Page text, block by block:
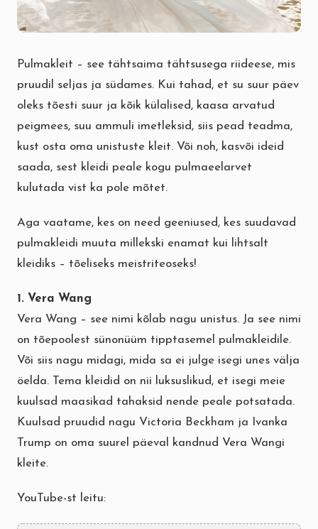
Pulmakleit – see tähtsaima tähtsusega riideese, mis
pruudil seljas ja südames. Kui tahad, et su suur päev
oleks tõesti suur ja kõik külalised, kaasa arvatud
peigmees, suu ammuli imetleksid, siis pead teadma,
kust osta oma unistuste kleit. Või noh, kasvõi ideid
saada, sest kleidi peale kogu pulmaeelarvet
kulutada vist ka pole mõtet.
Aga vaatame, kes on need geeniused, kes suudavad
pulmakleidi muuta millekski enamat kui lihtsalt
kleidiks – tõeliseks meistriteoseks!
1. Vera Wang
Vera Wang – see nimi kõlab nagu unistus. Ja see nimi
on tõepoolest sünonüüm tipptasemel pulmakleidile.
Või siis nagu midagi, mida sa ei julge isegi unes välja
öelda. Tema kleidid on nii luksuslikud, et isegi meie
kuulsad maasikad tahaksid nende peale potsatada.
Kuulsad pruudid nagu Victoria Beckham ja Ivanka
Trump on oma suurel päeval kandnud Vera Wangi
kleite.
YouTube-st leitu: